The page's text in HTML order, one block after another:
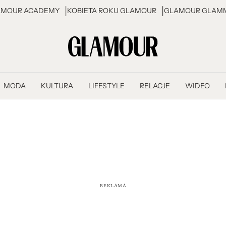
ACADEMY KOBIETA ROKU GLAMOUR GLAMOUR
MODA KULTURA LIFESTYLE RELACJE WIDEO